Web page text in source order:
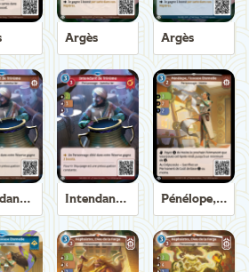
Argès Argès
Intendant de Trirème Intendant de Trirème Pénélope, Tisseuse Éternelle